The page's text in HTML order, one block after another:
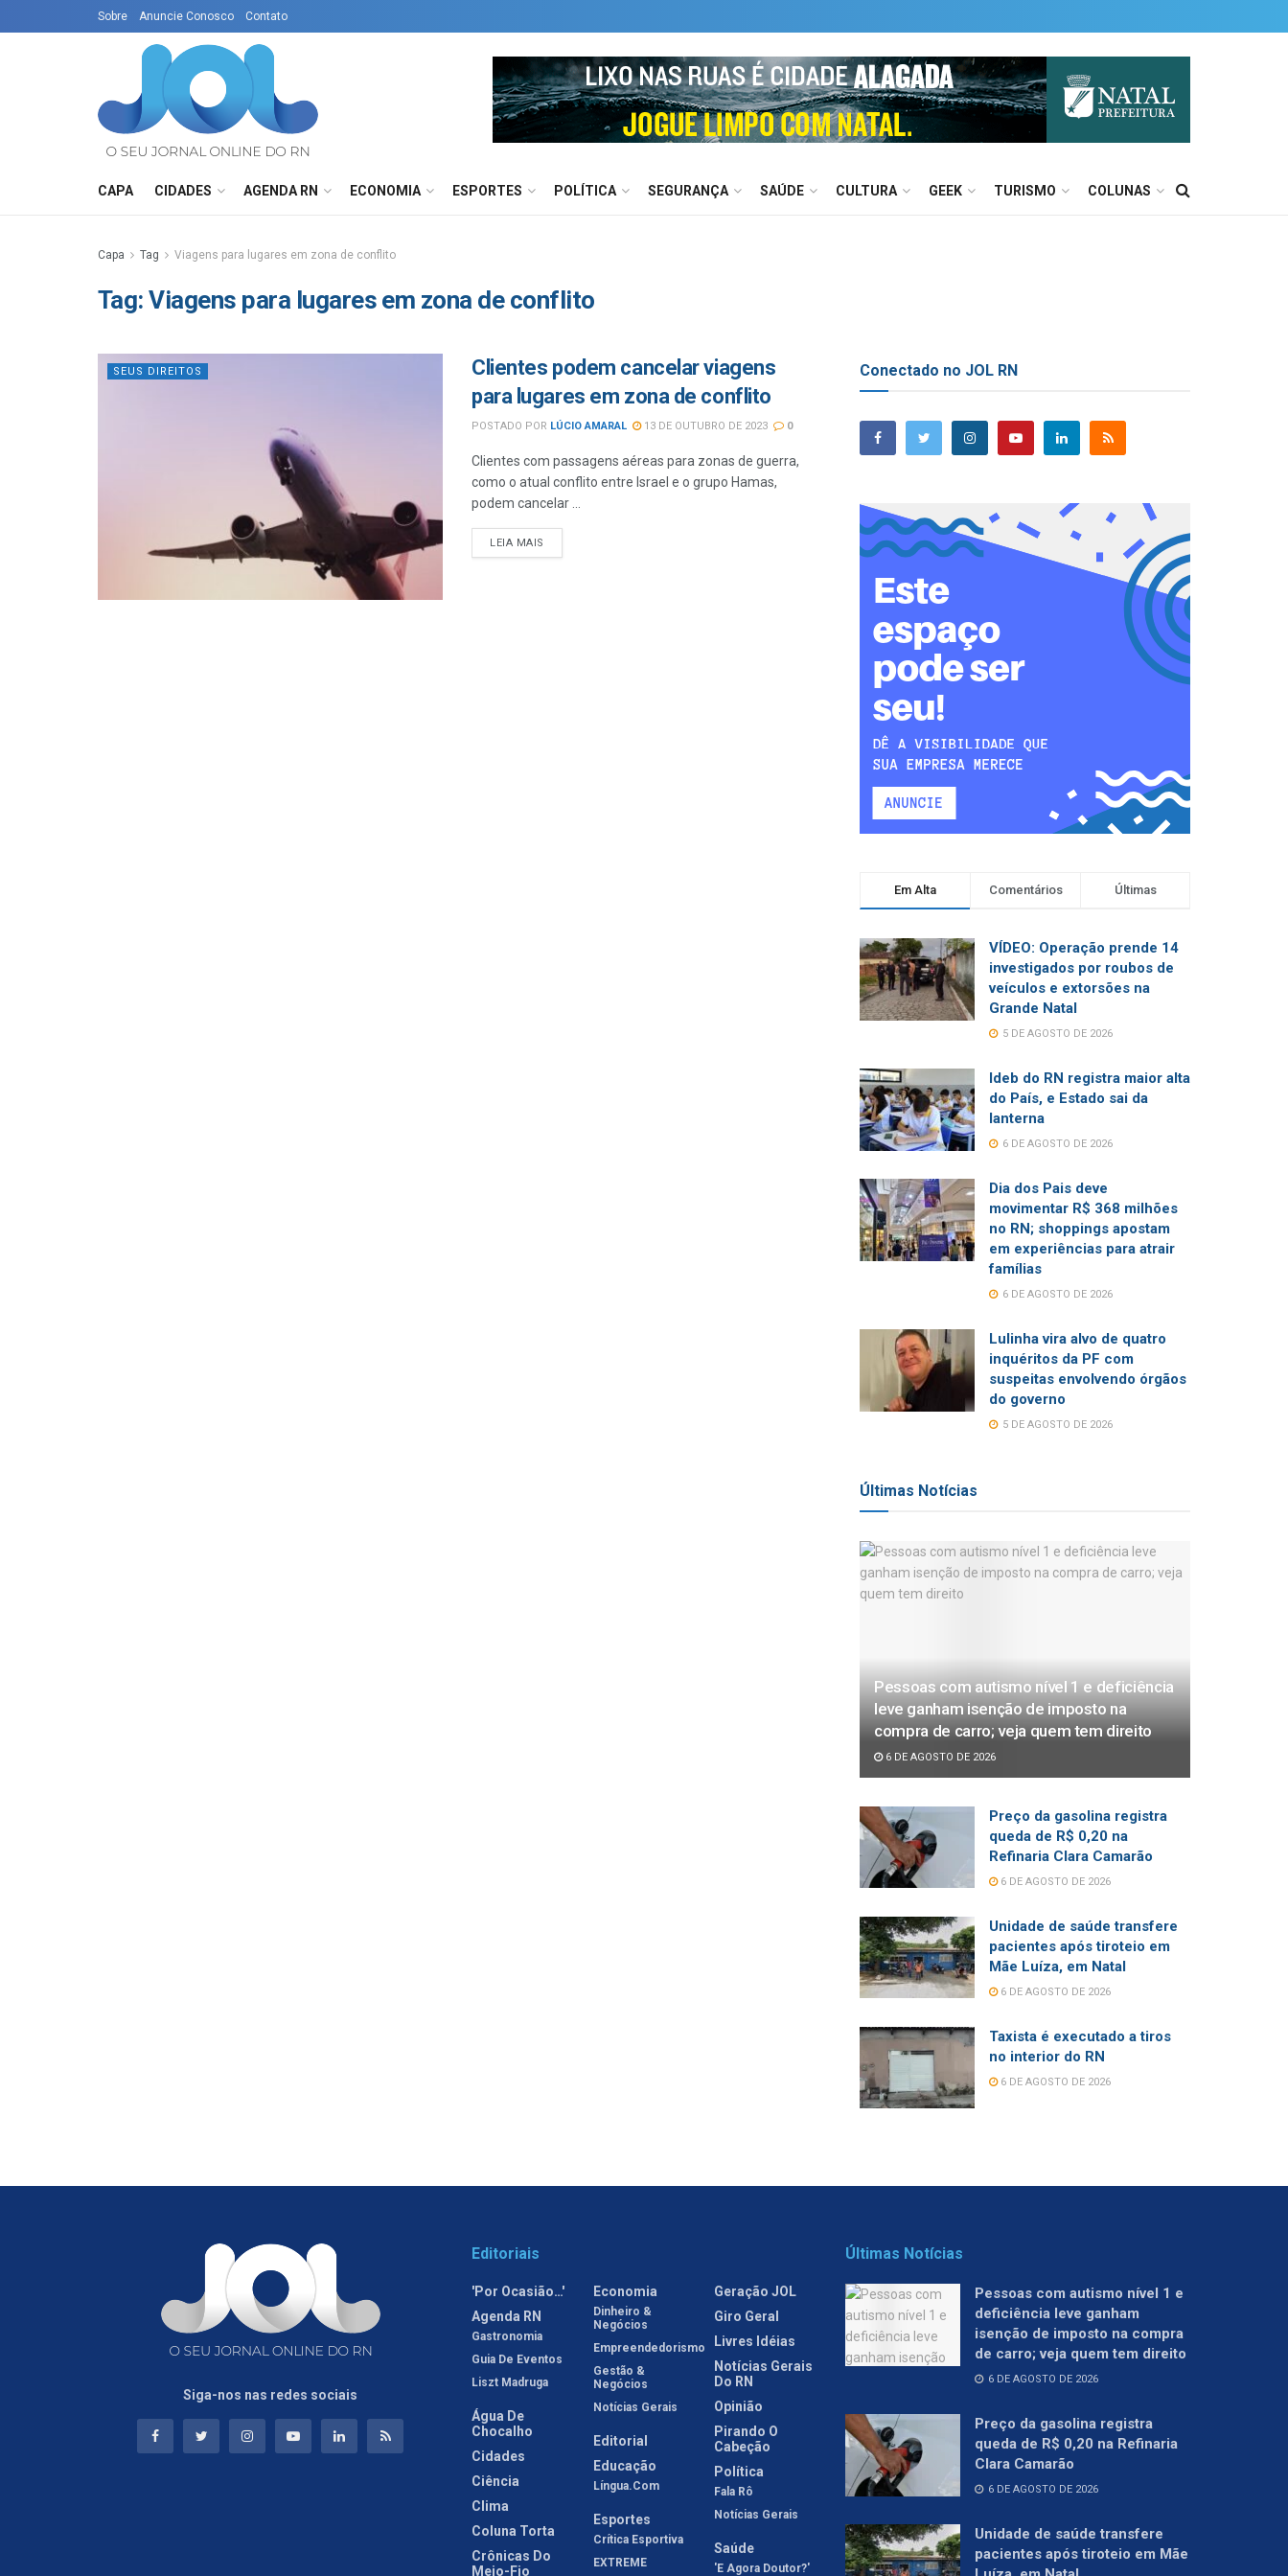
Sobre Anuncie Conosco Contato
CAPA CIDADES AGENDA RN ECONOMIA ESPORTES POLÍTICA SEGURANÇA SAÚDE CULTURA GEEK TURISMO COLUNAS
Capa Tag Viagens para lugares em zona de conflito
Tag:Viagens para lugares em zona de conflito
SEUS DIREITOS
Clientes podem cancelar viagens
para lugares em zona de conflito
POSTADO POR LÚCIO AMARAL 13 DE OUTUBRO DE 2023 0
Clientes com passagens aéreas para zonas de guerra,
como o atual conflito entre Israel e o grupo Hamas,
podem cancelar ...
LEIA MAIS
Conectado no JOL RN
Em Alta Comentários Últimas
VÍDEO: Operação prende 14
investigados por roubos de
veículos e extorsões na
Grande Natal
5 DE AGOSTO DE 2026
Ideb do RN registra maior alta
do País, e Estado sai da
lanterna
6 DE AGOSTO DE 2026
Dia dos Pais deve
movimentar R$ 368 milhões
no RN; shoppings apostam
em experiências para atrair
famílias
6 DE AGOSTO DE 2026
Lulinha vira alvo de quatro
inquéritos da PF com
suspeitas envolvendo órgãos
do governo
5 DE AGOSTO DE 2026
Últimas Notícias
Pessoas com autismo nível 1 e deficiência
leve ganham isenção de imposto na
compra de carro; veja quem tem direito
6 DE AGOSTO DE 2026
Preço da gasolina registra
queda de R$ 0,20 na
Refinaria Clara Camarão
6 DE AGOSTO DE 2026
Unidade de saúde transfere
pacientes após tiroteio em
Mãe Luíza, em Natal
6 DE AGOSTO DE 2026
Taxista é executado a tiros
no interior do RN
6 DE AGOSTO DE 2026
Siga-nos nas redes sociais
Editoriais
'Por Ocasião…'
Agenda RN
Gastronomia
Guia De Eventos
Liszt Madruga
Água De
Chocalho
Cidades
Ciência
Clima
Coluna Torta
Crônicas Do
Meio-Fio
Economia
Dinheiro &
Negócios
Empreendedorismo
Gestão &
Negócios
Notícias Gerais
Editorial
Educação
Língua.com
Esportes
Crítica Esportiva
EXTREME
Geração JOL
Giro Geral
Livres Idéias
Notícias Gerais
Do RN
Opinião
Pirando O
Cabeção
Política
Fala Rô
Notícias Gerais
Saúde
'E Agora Doutor?'
Últimas Notícias
Pessoas com autismo nível 1 e
deficiência leve ganham
isenção de imposto na compra
de carro; veja quem tem direito
6 DE AGOSTO DE 2026
Preço da gasolina registra
queda de R$ 0,20 na Refinaria
Clara Camarão
6 DE AGOSTO DE 2026
Unidade de saúde transfere
pacientes após tiroteio em Mãe